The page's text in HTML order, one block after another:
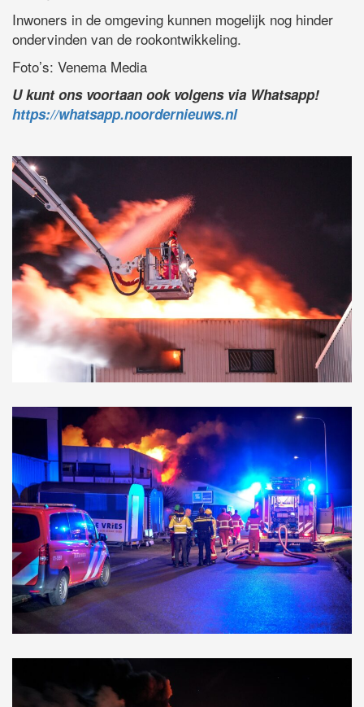
Inwoners in de omgeving kunnen mogelijk nog hinder
ondervinden van de rookontwikkeling.
Foto’s: Venema Media
U kunt ons voortaan ook volgens via Whatsapp!
https://whatsapp.noordernieuws.nl